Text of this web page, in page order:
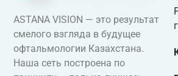
ASTANA VISION — это результат
смелого взгляда в будущее
офтальмологии Казахстана.
Наша сеть построена по